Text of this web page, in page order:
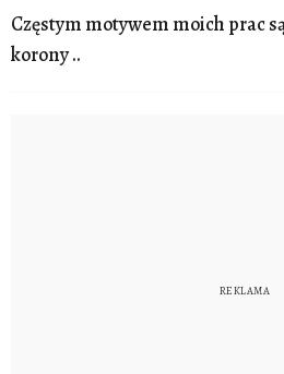
Częstym motywem moich prac
korony ..